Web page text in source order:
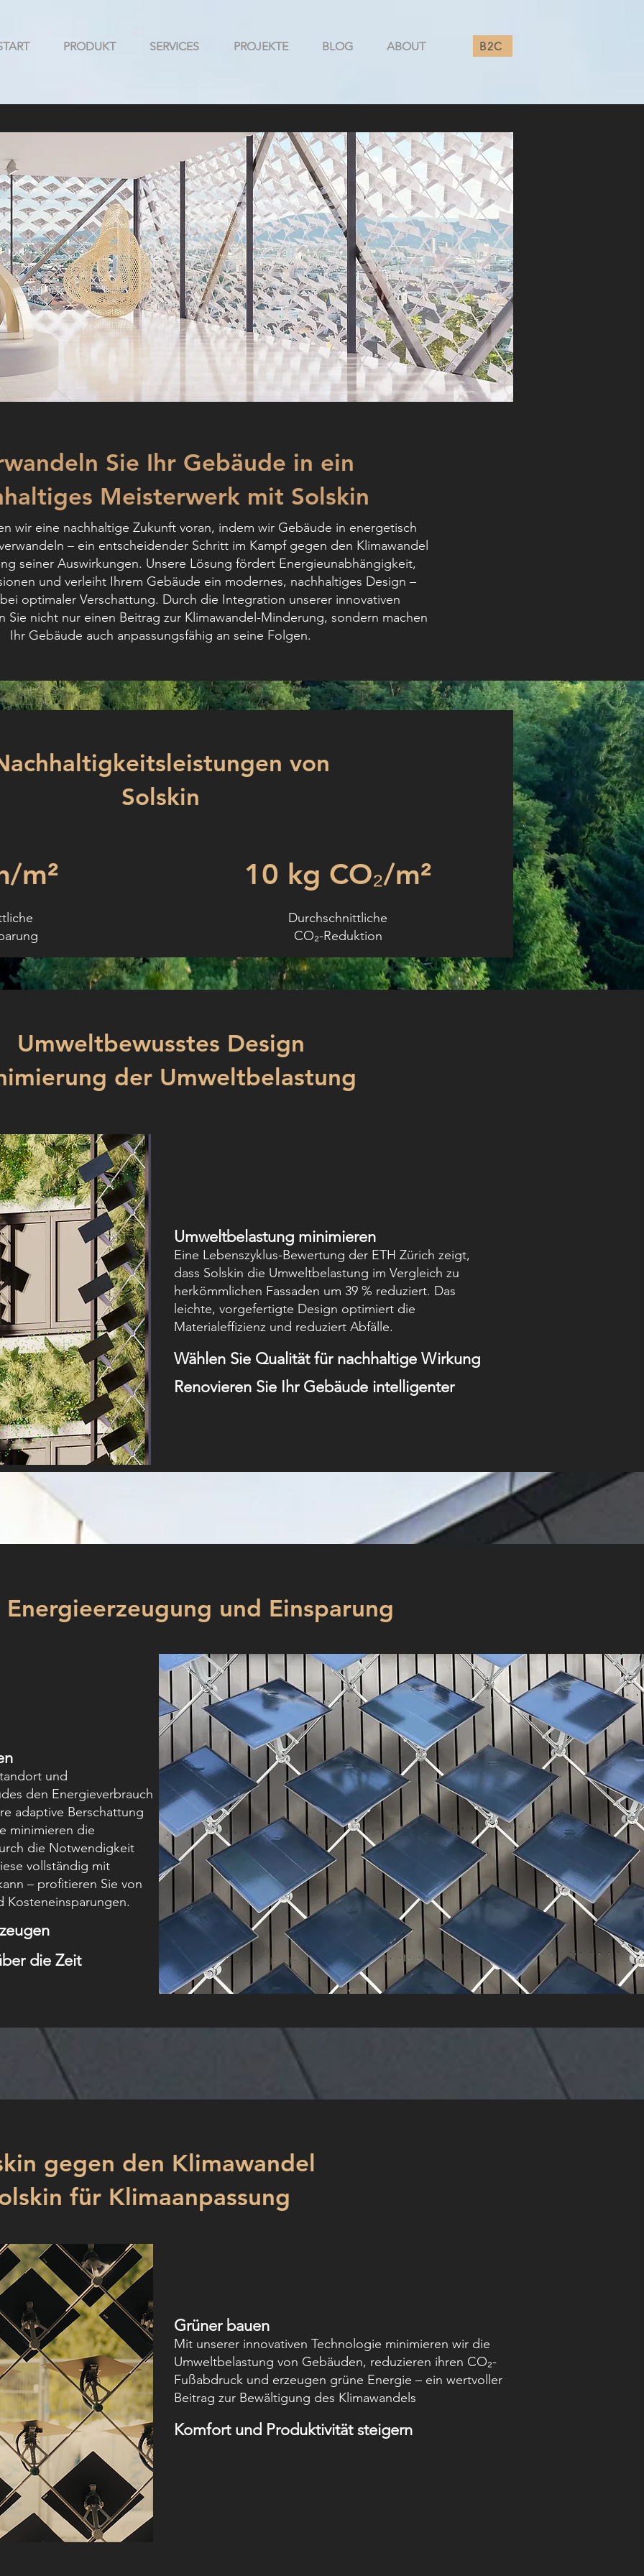
PRODUKT SERVICES PROJEKTE BLOG ABOUT B2C
Sie Ihr Gebäude in ein
Meisterwerk mit Solskin
wir eine nachhaltige Zukunft voran, indem wir Gebäude in energetisch
– ein entscheidender Schritt im Kampf gegen den Klimawandel
seiner Auswirkungen. Unsere Lösung fördert Energieunabhängigkeit,
und verleiht Ihrem Gebäude ein modernes, nachhaltiges Design –
optimaler Verschattung. Durch die Integration unserer innovativen
Sie nicht nur einen Beitrag zur Klimawandel-Minderung, sondern machen
Ihr Gebäude auch anpassungsfähig an seine Folgen.
von
Solskin
m² 10 kg CO₂/m²
Durchschnittliche
CO₂-Reduktion
Umweltbewusstes Design
der Umweltbelastung
Umweltbelastung minimieren
Eine Lebenszyklus-Bewertung der ETH Zürich zeigt,
dass Solskin die Umweltbelastung im Vergleich zu
herkömmlichen Fassaden um 39 % reduziert. Das
leichte, vorgefertigte Design optimiert die
Materialeffizienz und reduziert Abfälle.
Wählen Sie Qualität für nachhaltige Wirkung
Renovieren Sie Ihr Gebäude intelligenter
Energieerzeugung und Einsparung
und
den Energieverbrauch
adaptive Berschattung
minimieren die
die Notwendigkeit
vollständig mit
– profitieren Sie von
Kosteneinsparungen.
die Zeit
gegen den Klimawandel
für Klimaanpassung
Grüner bauen
Mit unserer innovativen Technologie minimieren wir die
Umweltbelastung von Gebäuden, reduzieren ihren CO₂-
Fußabdruck und erzeugen grüne Energie – ein wertvoller
Beitrag zur Bewältigung des Klimawandels
Komfort und Produktivität steigern